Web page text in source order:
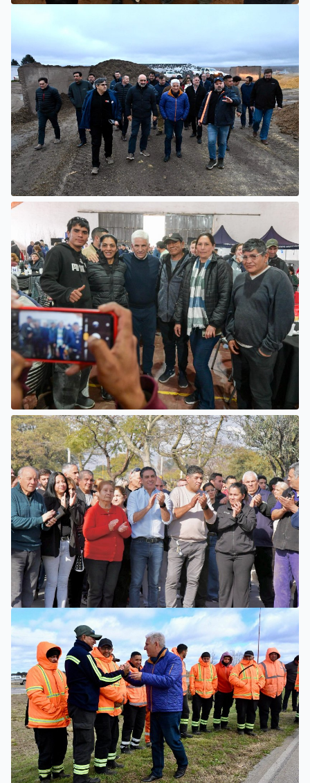
POGGI: “HEMOS ABIERTO TODOS LOS CANALES PARA LA
ARTICULACIÓN DE LOS SECTORES PÚBLICO Y PRIVADO”
VILLA MERCEDES
SER BEEF INVERTIRÁ 10 MILLONES DE DÓLARES PARA
CONVERTIR RESIDUOS GANADEROS EN ENERGÍA
ELÉCTRICA PARA LA PROVINCIA
SAN LUIS
CONFORMARON LA 2° MESA
SECTORIAL DE PRODUCCIÓN
FRUTIHORTÍCOLA Y
PRODUCCIÓN FAMILIAR
SAN LUIS
EL INTENDENTE HISSA INAUGURÓ UNA NUEVA ETAPA DE
LA RENOVACIÓN CLOACAL DE AVENIDA LAFINUR Y
ANUNCIÓ SU REPAVIMENTACIÓN